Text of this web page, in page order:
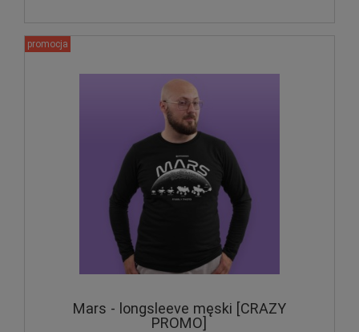
Mars - longsleeve męski [CRAZY
PROMO]
promocja